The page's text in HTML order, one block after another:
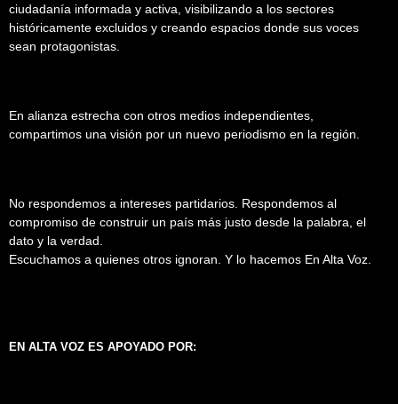
ciudadanía informada y activa, visibilizando a los sectores
históricamente excluidos y creando espacios donde sus voces
sean protagonistas.
En alianza estrecha con otros medios independientes,
compartimos una visión por un nuevo periodismo en la región.
No respondemos a intereses partidarios. Respondemos al
compromiso de construir un país más justo desde la palabra, el
dato y la verdad.
Escuchamos a quienes otros ignoran. Y lo hacemos En Alta Voz.
EN ALTA VOZ ES APOYADO POR: